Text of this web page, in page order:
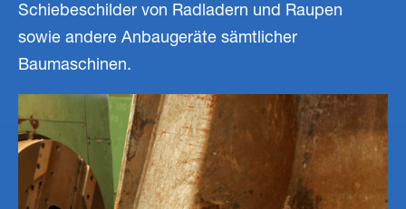
Schiebeschilder von Radladern und Raupen
sowie andere Anbaugeräte sämtlicher
Baumaschinen.